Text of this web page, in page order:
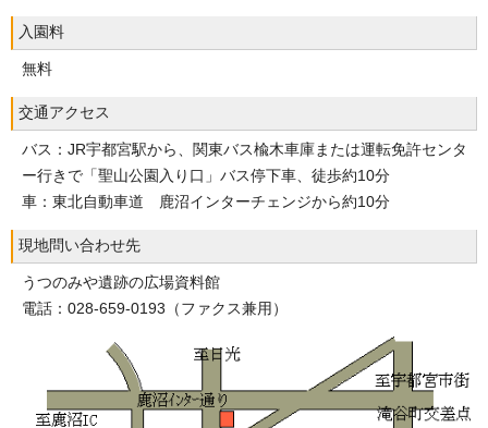
入園料
無料
交通アクセス
バス：JR宇都宮駅から、関東バス楡木車庫または運転免許センタ
ー行きで「聖山公園入り口」バス停下車、徒歩約10分
車：東北自動車道 鹿沼インターチェンジから約10分
現地問い合わせ先
うつのみや遺跡の広場資料館
電話：028-659-0193（ファクス兼用）